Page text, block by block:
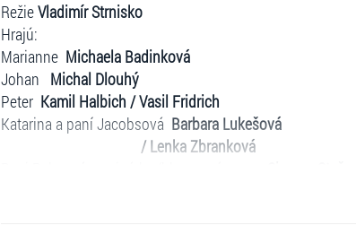
RežieVladimír Strnisko
Hrajú:
Marianne Michaela Badinková
Johan Michal Dlouhý
Peter Kamil Halbich / Vasil Fridrich
Katarina a paní Jacobsová Barbara Lukešová
/ Lenka Zbranková
činohra, ktorá